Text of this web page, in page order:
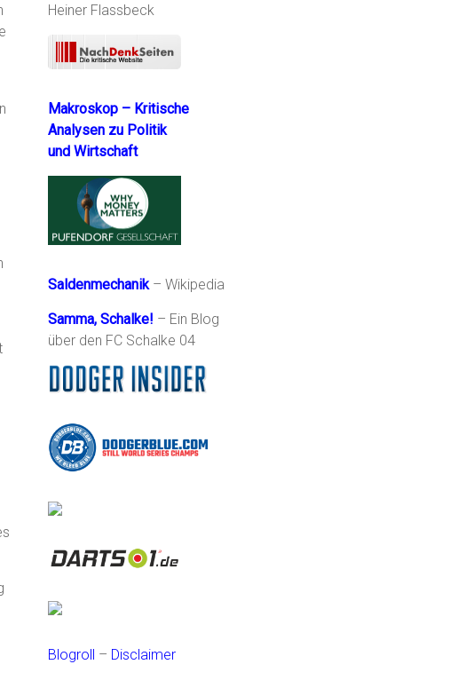
Heiner Flassbeck
Makroskop – Kritische
Analysen zu Politik
und Wirtschaft
Saldenmechanik– Wikipedia
Samma, Schalke! – Ein Blog
über den FC Schalke 04
Blogroll – Disclaimer